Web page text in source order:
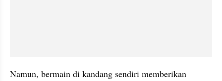
Namun, bermain di kandang sendiri memberikan